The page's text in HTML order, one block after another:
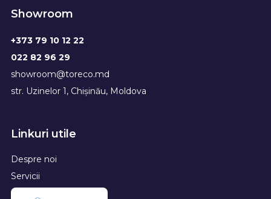
Showroom
+373 79 10 12 22
022 82 96 29
showroom@toreco.md
str. Uzinelor 1, Chișinău, Moldova
Linkuri utile
Despre noi
Servicii